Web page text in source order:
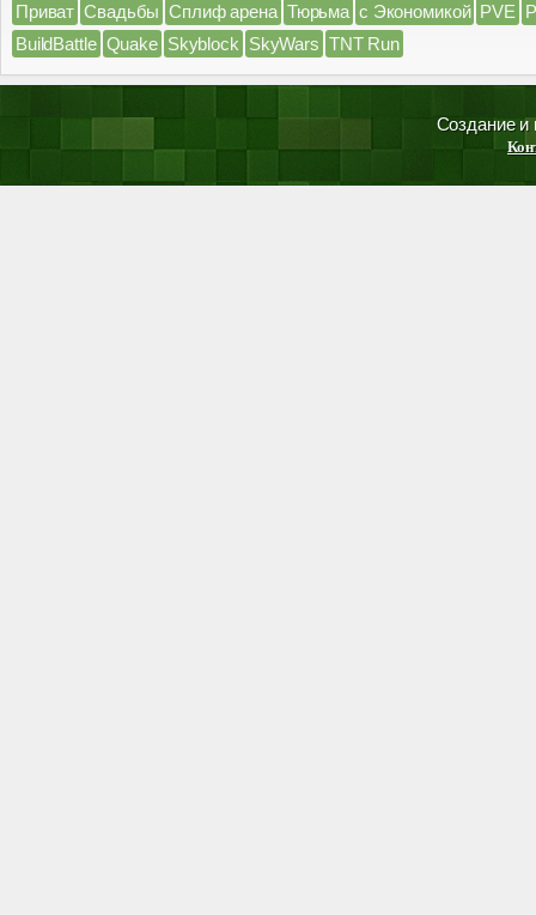
Приват Свадьбы Сплиф арена Тюрьма с Экономикой PVE
BuildBattle Quake Skyblock SkyWars TNT Run
Создание и